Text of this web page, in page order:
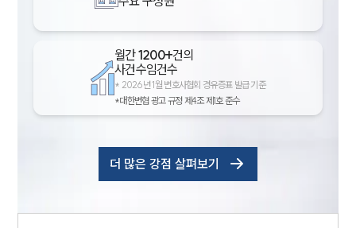
월간1200+건의
사건수임건수
* 2026년 1월 변호사협회 경유증표 발급 기준
*대한변협 광고 규정 제4조 제1호 준수
더 많은 강점 살펴보기